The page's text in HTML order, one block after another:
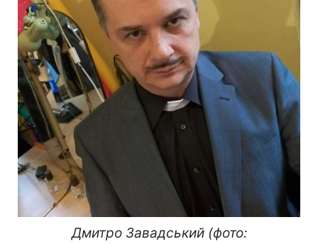
Дмитро Завадський (фото: